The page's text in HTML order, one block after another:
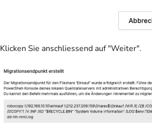
Klicken Sie anschliessend auf "Weiter".